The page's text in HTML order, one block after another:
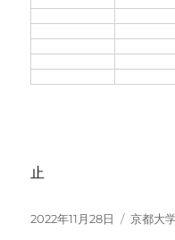
止
投
2022年11月28日
カ
京都大